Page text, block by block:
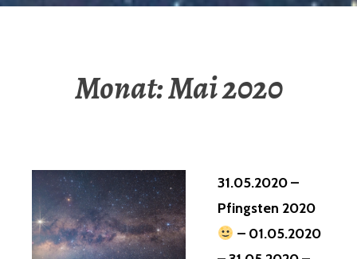
Monat:Mai 2020
31.05.2020 –
Pfingsten 2020
– 01.05.2020